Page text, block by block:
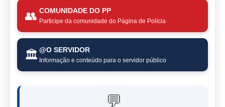
👥 COMUNIDADE DO PP
Participe da comunidade do Página de Polícia
🏛️ @O SERVIDOR
Informação e conteúdo para o servidor público
💬